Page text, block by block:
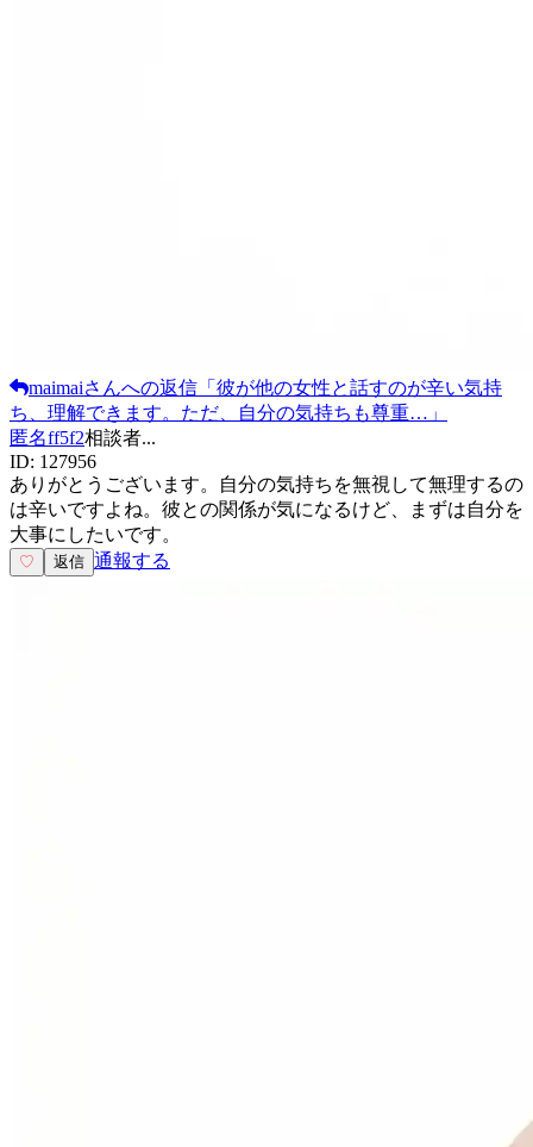
maimaiさんへの返信 「 彼が他の女性と話すのが辛い気持
ち、理解できます。ただ、自分の気持ちも尊重… 」
匿名ff5f2相談者...
ID: 127956
ありがとうございます。自分の気持ちを無視して無理するの
は辛いですよね。彼との関係が気になるけど、まずは自分を
大事にしたいです。
♡ 返信 通報する